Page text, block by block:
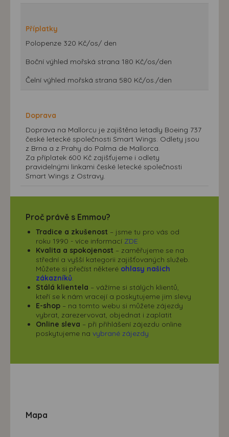
Příplatky
Polopenze 320 Kč/os/ den
Boční výhled mořská strana 180 Kč/os/den
Čelní výhled mořská strana 580 Kč/os./den
Doprava
Doprava na Mallorcu je zajištěna letadly Boeing 737
české letecké společnosti Smart Wings. Odlety jsou
z Brna a z Prahy do Palma de Mallorca.
Za příplatek 600 Kč zajišťujeme i odlety
pravidelnými linkami české letecké společnosti
Smart Wings z Ostravy.
Proč právě s Emmou?
Tradice a zkušenost – jsme tu pro vás od
roku 1990 - více informací ZDE
Kvalita a spokojenost – zaměřujeme se na
střední a vyšší kategorii zajišťovaných služeb.
Můžete si přečíst některé ohlasy našich
zákazníků.
Stálá klientela – vážíme si stálých klientů,
kteří se k nám vracejí a poskytujeme jim slevy
E-shop – na tomto webu si můžete zájezdy
vybrat, zarezervovat, objednat i zaplatit
Online sleva – při přihlášení zájezdu online
poskytujeme na vybrané zájezdy
Mapa